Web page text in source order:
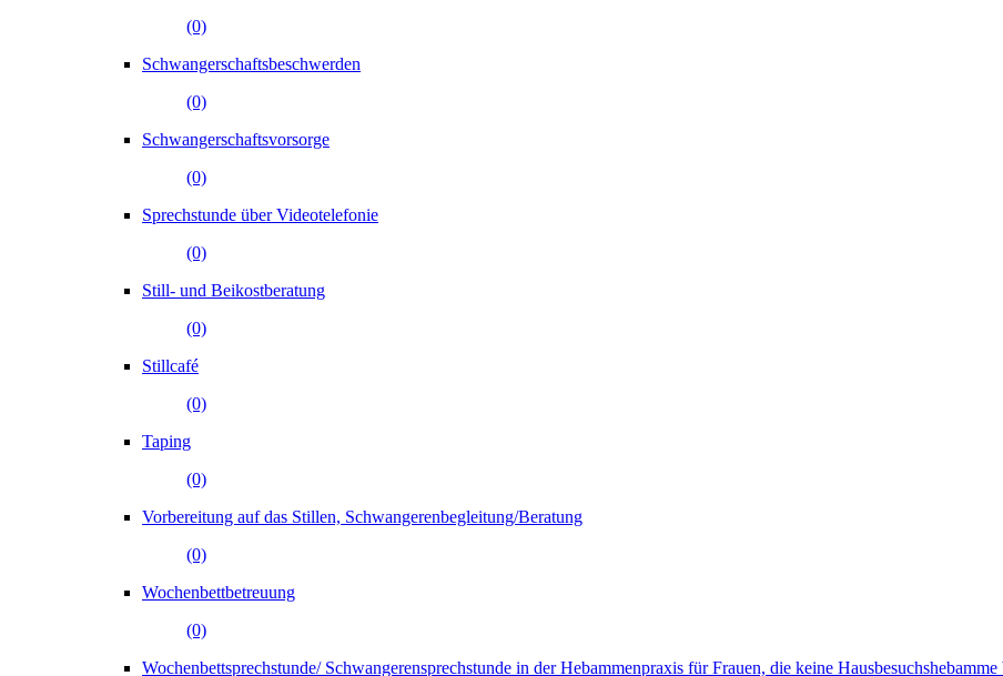
(0)
Schwangerschaftsbeschwerden
(0)
Schwangerschaftsvorsorge
(0)
Sprechstunde über Videotelefonie
(0)
Still- und Beikostberatung
(0)
Stillcafé
(0)
Taping
(0)
Vorbereitung auf das Stillen, Schwangerenbegleitung/Beratung
(0)
Wochenbettbetreuung
(0)
Wochenbettsprechstunde/ Schwangerensprechstunde in der Hebammenpraxis für Frauen, die keine